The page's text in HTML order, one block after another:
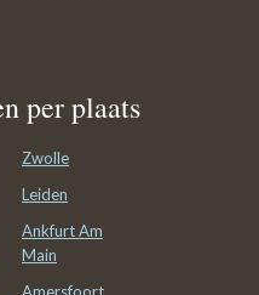
per plaats
Zwolle
Leiden
Ankfurt Am
Main